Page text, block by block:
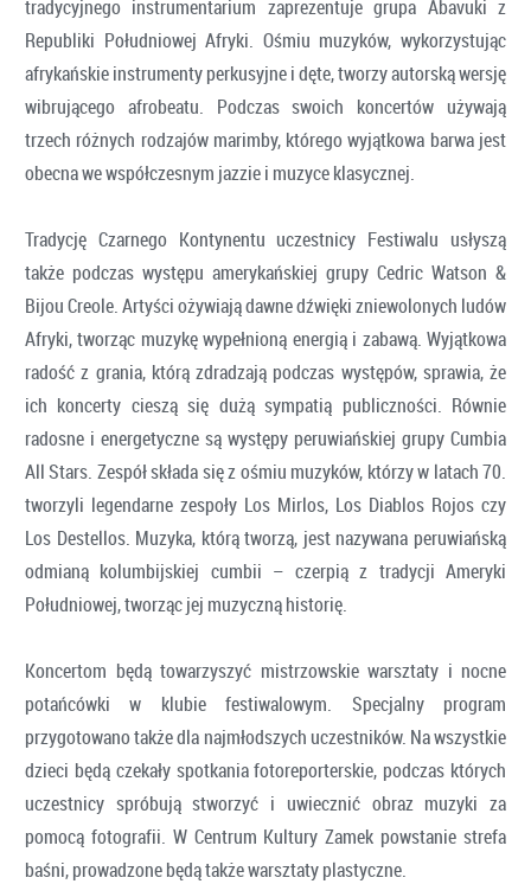
tradycyjnego instrumentarium zaprezentuje grupa Abavuki z
Republiki Południowej Afryki. Ośmiu muzyków, wykorzystując
afrykańskie instrumenty perkusyjne i dęte, tworzy autorską wersję
wibrującego afrobeatu. Podczas swoich koncertów używają
trzech różnych rodzajów marimby, którego wyjątkowa barwa jest
obecna we współczesnym jazzie i muzyce klasycznej.
Tradycję Czarnego Kontynentu uczestnicy Festiwalu usłyszą
także podczas występu amerykańskiej grupy Cedric Watson &
Bijou Creole. Artyści ożywiają dawne dźwięki zniewolonych ludów
Afryki, tworząc muzykę wypełnioną energią i zabawą. Wyjątkowa
radość z grania, którą zdradzają podczas występów, sprawia, że
ich koncerty cieszą się dużą sympatią publiczności. Równie
radosne i energetyczne są występy peruwiańskiej grupy Cumbia
All Stars. Zespół składa się z ośmiu muzyków, którzy w latach 70.
tworzyli legendarne zespoły Los Mirlos, Los Diablos Rojos czy
Los Destellos. Muzyka, którą tworzą, jest nazywana peruwiańską
odmianą kolumbijskiej cumbii – czerpią z tradycji Ameryki
Południowej, tworząc jej muzyczną historię.
Koncertom będą towarzyszyć mistrzowskie warsztaty i nocne
potańcówki w klubie festiwalowym. Specjalny program
przygotowano także dla najmłodszych uczestników. Na wszystkie
dzieci będą czekały spotkania fotoreporterskie, podczas których
uczestnicy spróbują stworzyć i uwiecznić obraz muzyki za
pomocą fotografii. W Centrum Kultury Zamek powstanie strefa
baśni, prowadzone będą także warsztaty plastyczne.